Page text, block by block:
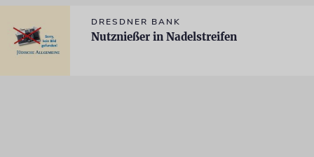
DRESDNER BANK
Nutznießer in Nadelstreifen